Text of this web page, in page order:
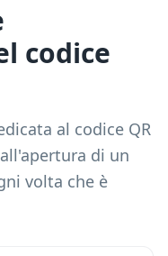
codice
al codice QR
di un
volta che è